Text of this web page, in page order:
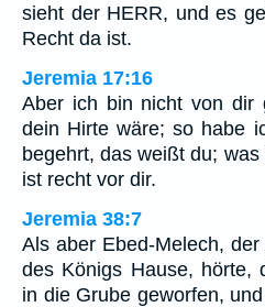
sieht der HERR, und es
Recht da ist.
Jeremia 17:16
Aber ich bin nicht von dir
dein Hirte wäre; so habe
begehrt, das weißt du;
ist recht vor dir.
Jeremia 38:7
Als aber Ebed-Melech,
des Königs Hause, hörte,
in die Grube geworfen,